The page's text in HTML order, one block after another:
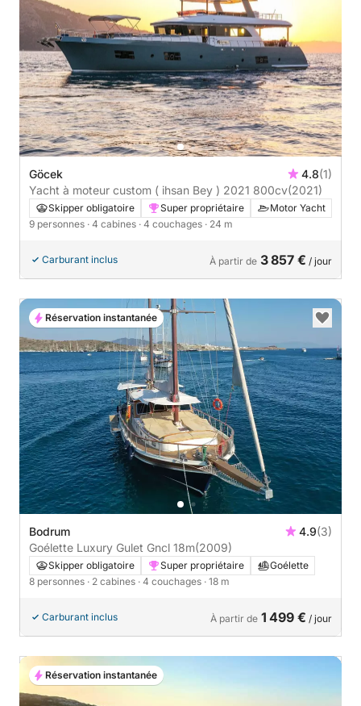
Göcek 4.8(1)
Yacht à moteur custom ( ihsan Bey ) 2021 800cv(2021)
Skipper obligatoire Super propriétaire
Motor Yacht
9 personnes · 4 cabines · 4 couchages · 24 m
Carburant inclus À partir de 3 857 € / jour
Bodrum 4.9(3)
Goélette Luxury Gulet Gncl 18m(2009)
Skipper obligatoire Super propriétaire
Goélette
8 personnes · 2 cabines · 4 couchages · 18 m
Carburant inclus À partir de 1 499 € / jour
Réservation instantanée
Réservation instantanée